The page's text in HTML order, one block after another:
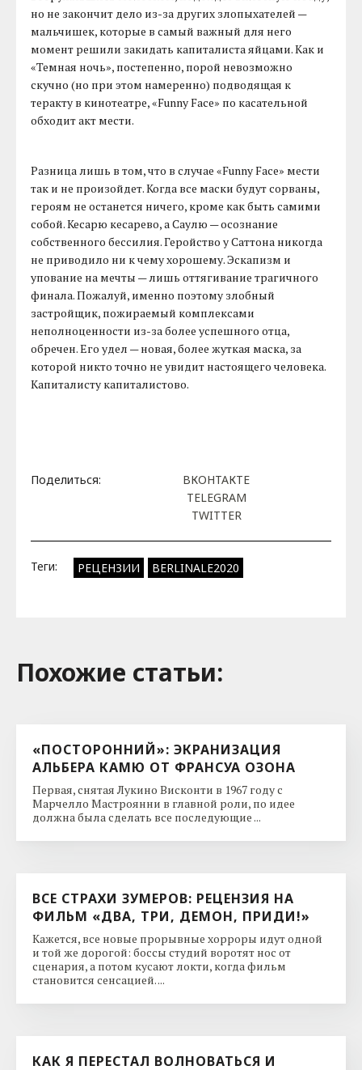
но не закончит дело из-за других злопыхателей —
мальчишек, которые в самый важный для него
момент решили закидать капиталиста яйцами. Как и
«Темная ночь», постепенно, порой невозможно
скучно (но при этом намеренно) подводящая к
теракту в кинотеатре, «Funny Face» по касательной
обходит акт мести.
Разница лишь в том, что в случае «Funny Face» мести
так и не произойдет. Когда все маски будут сорваны,
героям не останется ничего, кроме как быть самими
собой. Кесарю кесарево, а Саулю — осознание
собственного бессилия. Геройство у Саттона никогда
не приводило ни к чему хорошему. Эскапизм и
упование на мечты — лишь оттягивание трагичного
финала. Пожалуй, именно поэтому злобный
застройщик, пожираемый комплексами
неполноценности из-за более успешного отца,
обречен. Его удел — новая, более жуткая маска, за
которой никто точно не увидит настоящего человека.
Капиталисту капиталистово.
Поделиться:
ВКОНТАКТЕ
TELEGRAM
TWITTER
Теги: РЕЦЕНЗИИ BERLINALE2020
Похожие cтатьи:
«ПОСТОРОННИЙ»: ЭКРАНИЗАЦИЯ
АЛЬБЕРА КАМЮ ОТ ФРАНСУА ОЗОНА
Первая, снятая Лукино Висконти в 1967 году с
Марчелло Мастроянни в главной роли, по идее
должна была сделать все последующие ...
ВСЕ СТРАХИ ЗУМЕРОВ: РЕЦЕНЗИЯ НА
ФИЛЬМ «ДВА, ТРИ, ДЕМОН, ПРИДИ!»
Кажется, все новые прорывные хорроры идут одной
и той же дорогой: боссы студий воротят нос от
сценария, а потом кусают локти, когда фильм
становится сенсацией. ...
КАК Я ПЕРЕСТАЛ ВОЛНОВАТЬСЯ И